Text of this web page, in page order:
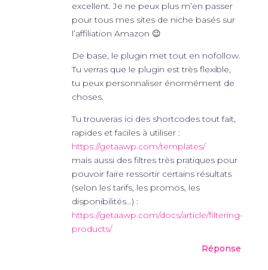
excellent. Je ne peux plus m’en passer
pour tous mes sites de niche basés sur
l’affiliation Amazon 😉
De base, le plugin met tout en nofollow.
Tu verras que le plugin est très flexible,
tu peux personnaliser énormément de
choses.
Tu trouveras ici des shortcodes tout fait,
rapides et faciles à utiliser :
https://getaawp.com/templates/
mais aussi des filtres très pratiques pour
pouvoir faire ressortir certains résultats
(selon les tarifs, les promos, les
disponibilités…) :
https://getaawp.com/docs/article/filtering-
products/
Réponse